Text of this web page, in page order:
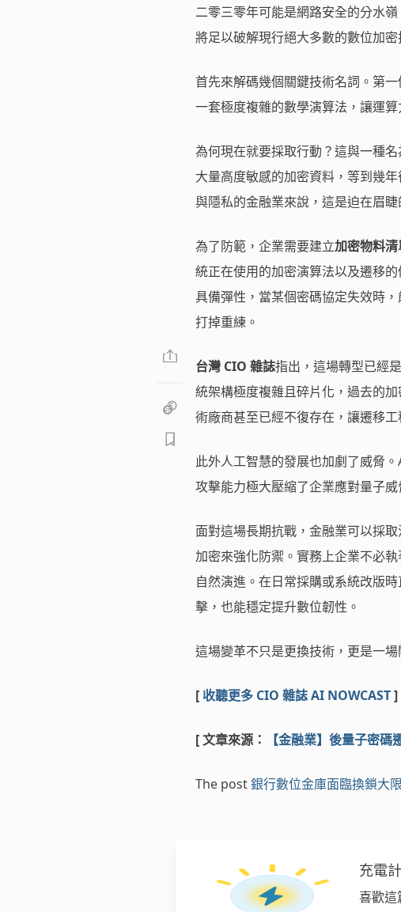
二零三零年可能是網路安全的分水
將足以破解現行絕大多數的數位加密
首先來解碼幾個關鍵技術名詞。第一
一套極度複雜的數學演算法，讓運
為何現在就要採取行動？這與一種名
大量高度敏感的加密資料，等到幾
與隱私的金融業來說，這是迫在眉睫
為了防範，企業需要建立加密物料
統正在使用的加密演算法以及遷移
具備彈性，當某個密碼協定失效時
打掉重練。
台灣 CIO 雜誌指出，這場轉型已經
統架構極度複雜且碎片化，過去的
術廠商甚至已經不復存在，讓遷移工
此外人工智慧的發展也加劇了威脅
攻擊能力極大壓縮了企業應對量子威
面對這場長期抗戰，金融業可以採
加密來強化防禦。實務上企業不必
自然演進。在日常採購或系統改版
擊，也能穩定提升數位韌性。
這場變革不只是更換技術，更是一
[ 收聽更多 CIO 雜誌 AI NOWCAST]
[ 文章來源： 【金融業】後量子密碼
The post銀行數位金庫面臨換鎖大
充電
喜歡這